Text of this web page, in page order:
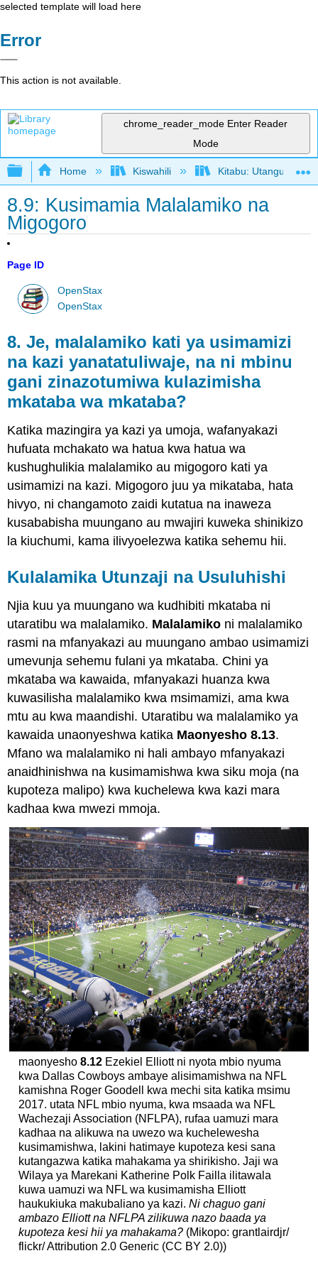
selected template will load here
Error
This action is not available.
chrome_reader_mode Enter Reader
Mode
Expand/collapse global hierarchy
Home Kiswahili Kitabu: Utangulizi wa
8.9: Kusimamia Malalamiko na
Migogoro
Page ID
OpenStax
OpenStax
8. Je, malalamiko kati ya usimamizi
na kazi yanatatuliwaje, na ni mbinu
gani zinazotumiwa kulazimisha
mkataba wa mkataba?
Katika mazingira ya kazi ya umoja, wafanyakazi
hufuata mchakato wa hatua kwa hatua wa
kushughulikia malalamiko au migogoro kati ya
usimamizi na kazi. Migogoro juu ya mikataba, hata
hivyo, ni changamoto zaidi kutatua na inaweza
kusababisha muungano au mwajiri kuweka shinikizo
la kiuchumi, kama ilivyoelezwa katika sehemu hii.
Kulalamika Utunzaji na Usuluhishi
Njia kuu ya muungano wa kudhibiti mkataba ni
utaratibu wa malalamiko. Malalamiko ni malalamiko
rasmi na mfanyakazi au muungano ambao usimamizi
umevunja sehemu fulani ya mkataba. Chini ya
mkataba wa kawaida, mfanyakazi huanza kwa
kuwasilisha malalamiko kwa msimamizi, ama kwa
mtu au kwa maandishi. Utaratibu wa malalamiko ya
kawaida unaonyeshwa katika Maonyesho 8.13.
Mfano wa malalamiko ni hali ambayo mfanyakazi
anaidhinishwa na kusimamishwa kwa siku moja (na
kupoteza malipo) kwa kuchelewa kwa kazi mara
kadhaa kwa mwezi mmoja.
maonyesho 8.12Ezekiel Elliott ni nyota mbio nyuma
kwa Dallas Cowboys ambaye alisimamishwa na NFL
kamishna Roger Goodell kwa mechi sita katika msimu
2017. utata NFL mbio nyuma, kwa msaada wa NFL
Wachezaji Association (NFLPA), rufaa uamuzi mara
kadhaa na alikuwa na uwezo wa kuchelewesha
kusimamishwa, lakini hatimaye kupoteza kesi sana
kutangazwa katika mahakama ya shirikisho. Jaji wa
Wilaya ya Marekani Katherine Polk Failla ilitawala
kuwa uamuzi wa NFL wa kusimamisha Elliott
haukukiuka makubaliano ya kazi. Ni chaguo gani
ambazo Elliott na NFLPA zilikuwa nazo baada ya
kupoteza kesi hii ya mahakama? (Mikopo: grantlairdjr/
flickr/ Attribution 2.0 Generic (CC BY 2.0))